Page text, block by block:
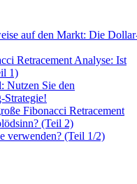
auf den Markt: Die
Retracement Analyse: Ist
1)
Nutzen Sie den
Strategie!
Fibonacci Retracement
(Teil 2)
verwenden? (Teil 1/2)